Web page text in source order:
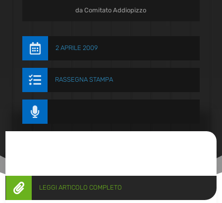
daComitato Addiopizzo
 2 APRILE 2009
 RASSEGNA STAMPA

 LEGGI ARTICOLO COMPLETO